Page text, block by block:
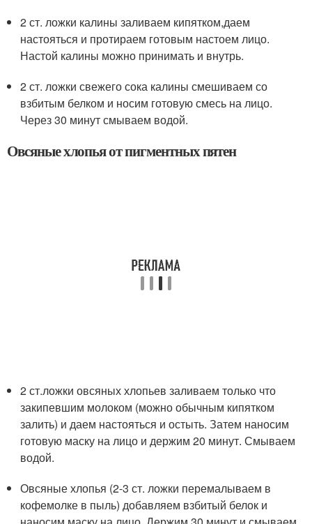
2 ст. ложки калины заливаем кипятком,даем
настояться и протираем готовым настоем лицо.
Настой калины можно принимать и внутрь.
2 ст. ложки свежего сока калины смешиваем со
взбитым белком и носим готовую смесь на лицо.
Через 30 минут смываем водой.
Овсяные хлопья от пигментных пятен
2 ст.ложки овсяных хлопьев заливаем только что
закипевшим молоком (можно обычным кипятком
залить) и даем настояться и остыть. Затем наносим
готовую маску на лицо и держим 20 минут. Смываем
водой.
Овсяные хлопья (2-3 ст. ложки перемалываем в
кофемолке в пыль) добавляем взбитый белок и